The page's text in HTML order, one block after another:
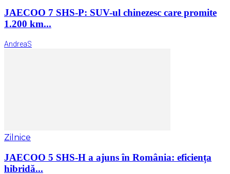
JAECOO 7 SHS-P: SUV-ul chinezesc care promite
1.200 km...
AndreaS
Zilnice
JAECOO 5 SHS-H a ajuns în România: eficiența
hibridă...